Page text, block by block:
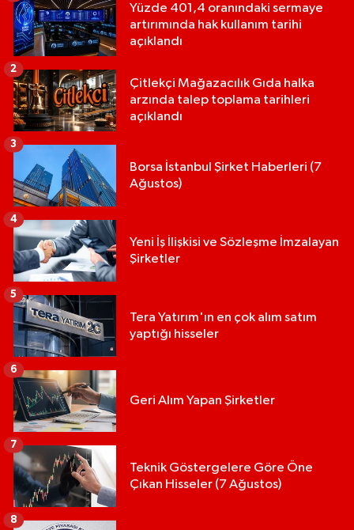
Yüzde 401,4 oranındaki sermaye
artırımında hak kullanım tarihi
açıklandı
Çitlekçi Mağazacılık Gıda halka
arzında talep toplama tarihleri
açıklandı
2
Borsa İstanbul Şirket Haberleri (7
Ağustos)
3
Yeni İş İlişkisi ve Sözleşme İmzalayan
Şirketler
4
Tera Yatırım'ın en çok alım satım
yaptığı hisseler
5
Geri Alım Yapan Şirketler
6
Teknik Göstergelere Göre Öne
Çıkan Hisseler (7 Ağustos)
7
8